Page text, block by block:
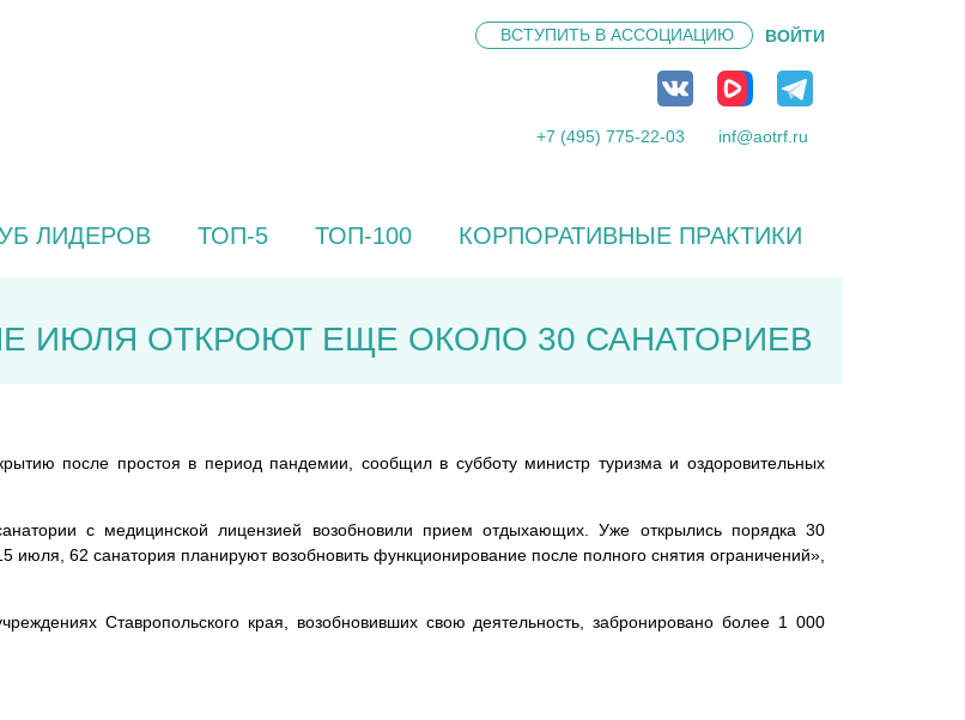
ВСТУПИТЬ В АССОЦИАЦИЮ ВОЙТИ
+7 (495) 775-22-03 inf@aotrf.ru
ЛИДЕРОВ ТОП-5 ТОП-100 КОРПОРАТИВНЫЕ ПРАКТИКИ
ИЮЛЯ ОТКРОЮТ ЕЩЕ ОКОЛО 30 САНАТОРИЕВ
после простоя в период пандемии, сообщил в субботу министр туризма и оздоровительных
с медицинской лицензией возобновили прием отдыхающих. Уже открылись порядка 30
июля, 62 санатория планируют возобновить функционирование после полного снятия ограничений»,
Ставропольского края, возобновивших свою деятельность, забронировано более 1 000